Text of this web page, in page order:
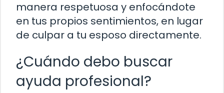
manera respetuosa y enfocándote
en tus propios sentimientos, en lugar
de culpar a tu esposo directamente.
¿Cuándo debo buscar
ayuda profesional?